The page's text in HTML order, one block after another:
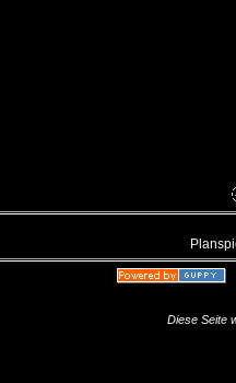
Diese Seite